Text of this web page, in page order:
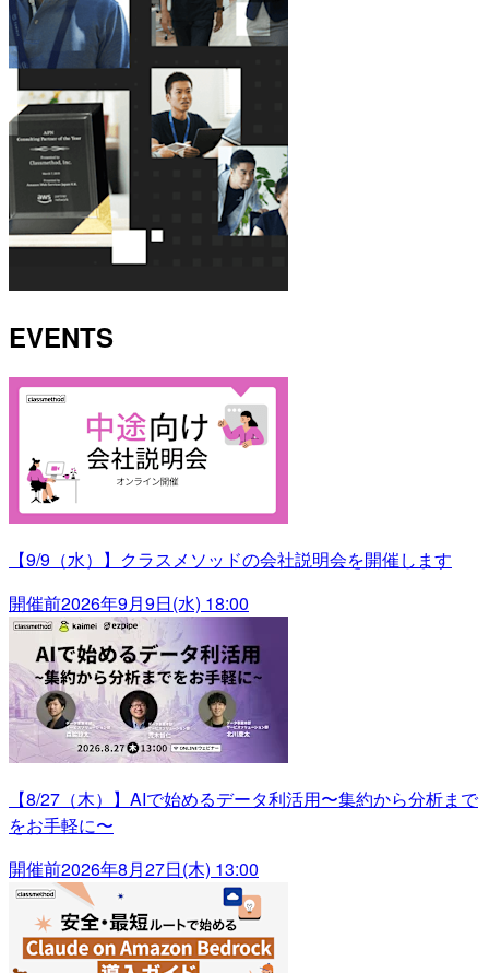
EVENTS
【9/9（水）】クラスメソッドの会社説明会を開催します
開催前2026年9月9日(水) 18:00
【8/27（木）】AIで始めるデータ利活用〜集約から分析まで
をお手軽に〜
開催前2026年8月27日(木) 13:00